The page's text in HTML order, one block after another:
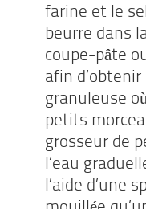
farine et le
beurre dans
coupe-pâte
afin
granuleuse
petits
grosseur de
l’eau
l’aide d’une